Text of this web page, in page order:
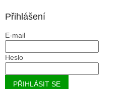
Přihlášení
E-mail
Heslo
PŘIHLÁSIT SE